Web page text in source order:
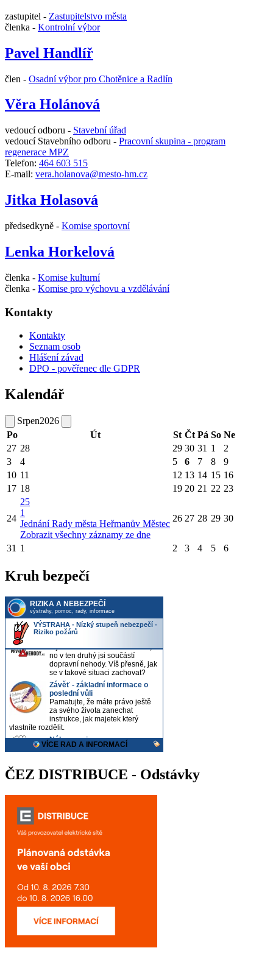
zastupitel - Zastupitelstvo města
členka - Kontrolní výbor
Pavel Handlíř
člen - Osadní výbor pro Chotěnice a Radlín
Věra Holánová
vedoucí odboru - Stavební úřad
vedoucí Stavebního odboru - Pracovní skupina - program
regenerace MPZ
Telefon: 464 603 515
E-mail: vera.holanova@mesto-hm.cz
Jitka Holasová
předsedkyně - Komise sportovní
Lenka Horkelová
členka - Komise kulturní
členka - Komise pro výchovu a vzdělávání
Kontakty
Kontakty
Seznam osob
Hlášení závad
DPO - pověřenec dle GDPR
Kalendář
Srpen2026
Po
Út St Čt Pá So Ne
27 28 29 30 31 1
2
3
4 5 6 7 8
9
10 11 12 13 14 15 16
17 18 19 20 21 22 23
24
25
1
Jednání Rady města Heřmanův Městec
Zobrazit všechny záznamy ze dne
26 27 28 29 30
31 1 2 3 4 5 6
Kruh bezpečí
ČEZ DISTRIBUCE - Odstávky